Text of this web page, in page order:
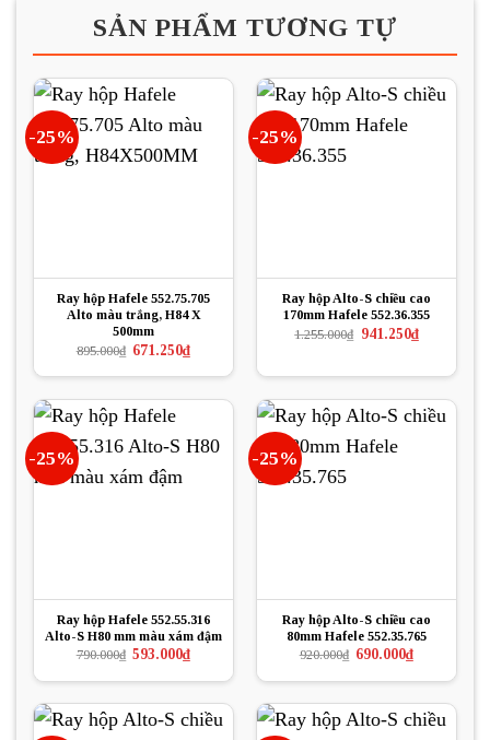
SẢN PHẨM TƯƠNG TỰ
-25%
Ray hộp Hafele 552.75.705
Alto màu trắng, H84 X
500mm
895.000₫ Giá
là:
671.250₫Giá
hiện
tại
671.250₫.
-25%
Ray hộp Alto-S chiều cao
170mm Hafele 552.36.355
1.255.000₫ Giá
941.250₫Giá
hiện
-25%
Ray hộp Hafele 552.55.316
Alto-S H80 mm màu xám đậm
790.000₫ Giá
là:
593.000₫Giá
hiện
tại
593.000₫.
-25%
Ray hộp Alto-S chiều cao
80mm Hafele 552.35.765
920.000₫ Giá
là:
690.000₫Giá
hiện
tại
690.000₫.